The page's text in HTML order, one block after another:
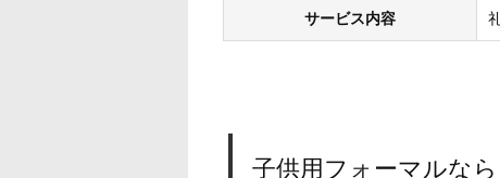
サービス内容
子供用フォーマルな